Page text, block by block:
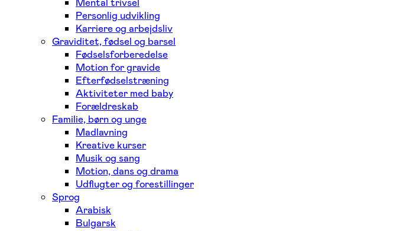
Personlig udvikling
Karriere og arbejdsliv
Graviditet, fødsel og barsel
Fødselsforberedelse
Motion for gravide
Efterfødselstræning
Aktiviteter med baby
Forældreskab
Familie, børn og unge
Madlavning
Kreative kurser
Musik og sang
Motion, dans og drama
Udflugter og forestillinger
Sprog
Arabisk
Bulgarsk